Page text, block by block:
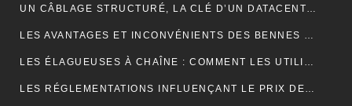
UN CÂBLAGE STRUCTURÉ, LA CLÉ D’UN DATACENTER MAINTENABLE
LES AVANTAGES ET INCONVÉNIENTS DES BENNES DE LOCATION À PRIX RÉDUIT
LES ÉLAGUEUSES À CHAÎNE : COMMENT LES UTILISER EFFICACEMENT
LES RÉGLEMENTATIONS INFLUENÇANT LE PRIX DES DÉCHARGES DE BENNE